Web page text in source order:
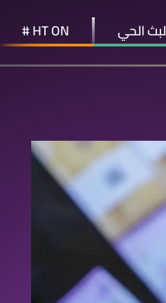
الحي HT ON #